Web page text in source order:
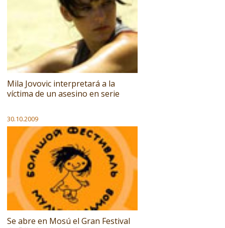
Mila Jovovic interpretará a la
víctima de un asesino en serie
30.10.2009
Se abre en Mosú el Gran Festival